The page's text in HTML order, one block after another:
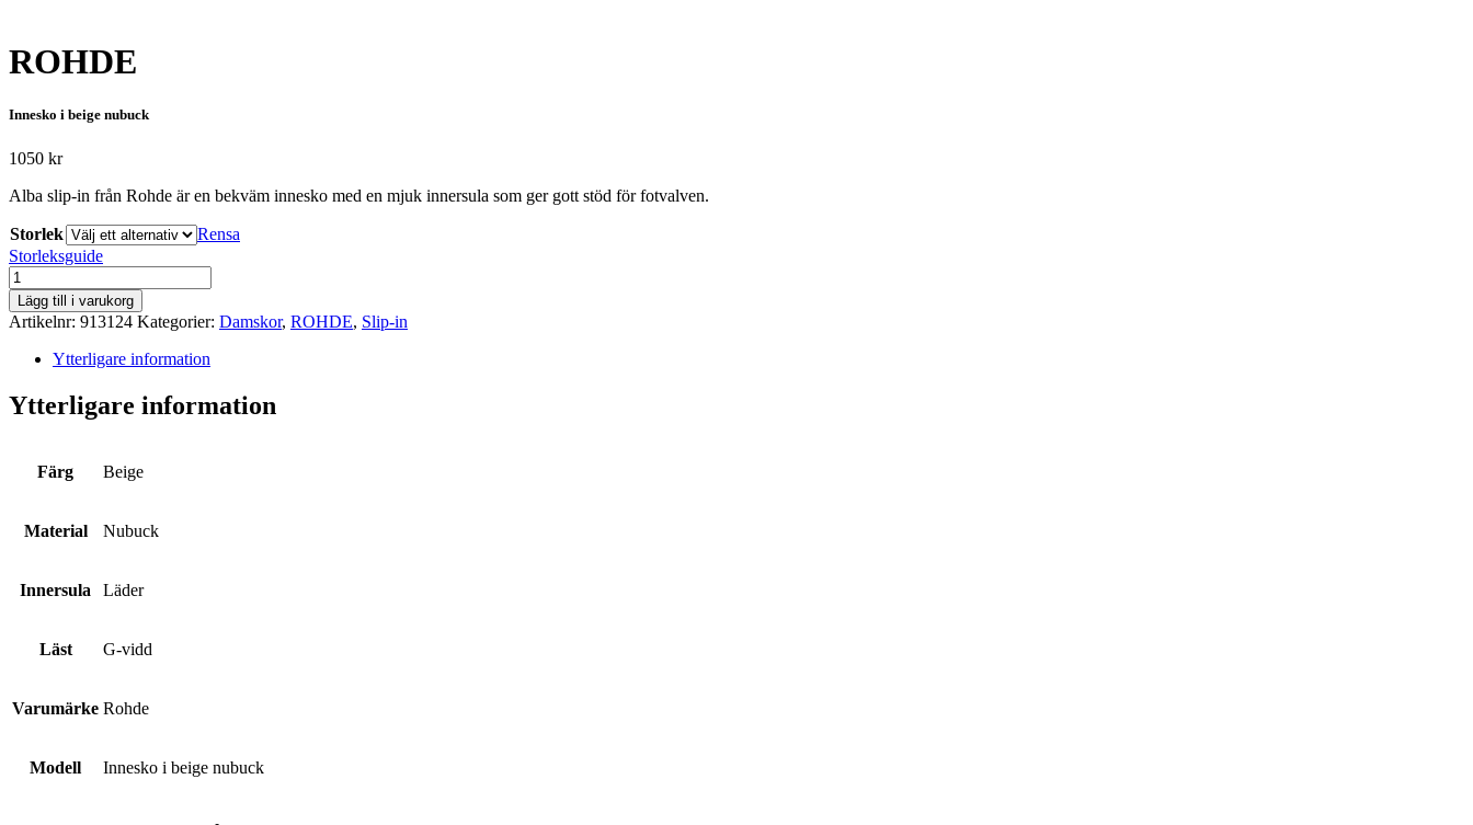
ROHDE
Innesko i beige nubuck
1050 kr
Alba slip-in från Rohde är en bekväm innesko med en mjuk innersula som ger gott stöd för fotvalven.
Storlek
Rensa
Storleksguide
ROHDE
mängd
Lägg till i varukorg
Artikelnr: 913124 Kategorier: Damskor, ROHDE, Slip-in
Ytterligare information
Ytterligare information
Färg Beige
Material Nubuck
Innersula Läder
Läst G-vidd
Varumärke Rohde
Modell Innesko i beige nubuck